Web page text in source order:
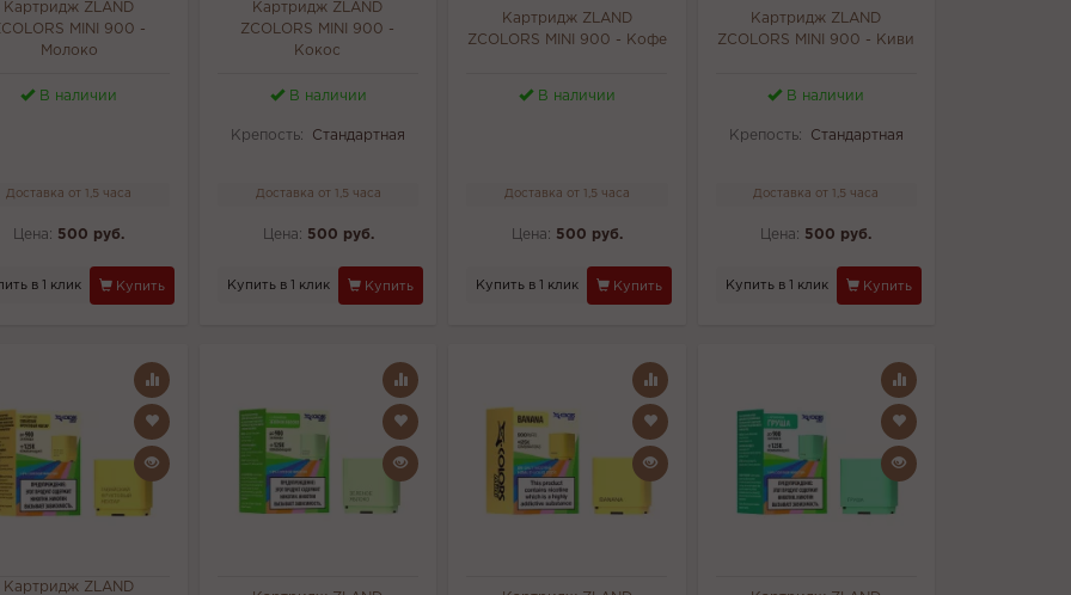
Картридж ZLAND
MINI 900 -
Молоко
В наличии
Доставка от 1,5 часа
Цена: 500 руб.
в 1 клик Купить
Картридж ZLAND
ZCOLORS MINI 900 -
Кокос
В наличии
Крепость: Стандартная
Доставка от 1,5 часа
Цена: 500 руб.
Купить в 1 клик Купить
Картридж ZLAND
ZCOLORS MINI 900 - Кофе
В наличии
Доставка от 1,5 часа
Цена: 500 руб.
Купить в 1 клик Купить
Картридж ZLAND
ZCOLORS MINI 900 - Киви
В наличии
Крепость: Стандартная
Доставка от 1,5 часа
Цена: 500 руб.
Купить в 1 клик Купить
Картридж ZLAND